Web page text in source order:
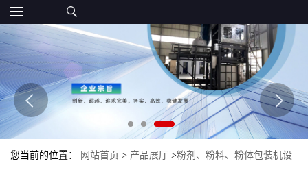
您当前的位置： 网站首页 > 产品展厅 >粉剂、粉料、粉体包装机设